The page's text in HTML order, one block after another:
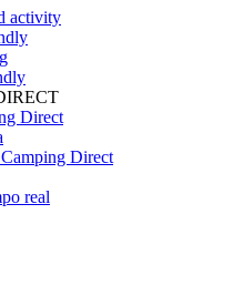
activity
Direct
Direct
real